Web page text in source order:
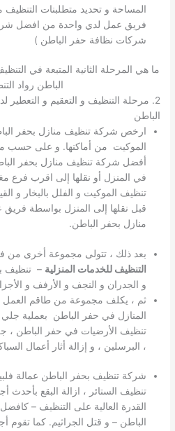
المساحة و تحديد متطلبنات
فريق عمل لدي واحدة من افضل
شركات نظافة حفر الباطن )
ما هي المرحلة الثانية المتبعة في
الباطن رواد
2. مرحلة التنظيف و التعقيم و
الباطن
ارخص شركة تنظيف منازل بحفر
الموكيت من أماكنها. و على حسب
أفضل شركة تنظيف منازل بحفر
في المنزل أو نقلها إلى اقرب فرع
تنظيف الموكيت و الفلل بالبخار و
قبل نقلها إلى المنزل بواسطة
منازل بحفر الباطن.
بعد ذلك ، تتولى مجموعة أخرى من
التنظيف للخدمات المنزلية – تنظيف
و الجدران و النجف و الأرفف و
ثم ، يكلف مجموعة من طاقم
المنازل في حفر الباطن بعملية جلي
تنظيف الأرضيات في حفر الباطن ،
، البرسلين ، و إزالة أثار أعمال
شركة تنظيف بحفر الباطن عمالة
تنظيف الستائر ، ازالة البقع بأحدث
القدرة العالية على التنظيف –
الباطن – و قتل الجراثيم. كما تقوم